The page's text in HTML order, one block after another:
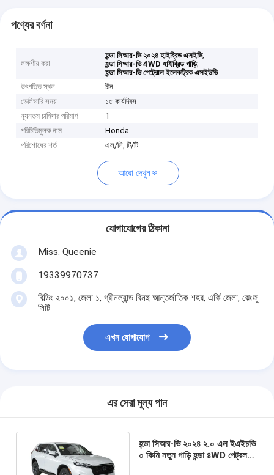
পণ্যের বর্ণনা
লক্ষণীয় করা
হন্ডা সিআর-ভি ২০২৪ হাইব্রিড এসইভি,
হন্ডা সিআর-ভি 4WD হাইব্রিড গাড়ি,
হন্ডা সিআর-ভি পেট্রোল ইলেকট্রিক এসইউভি
উৎপত্তি স্থল
চীন
ডেলিভারি সময়
১৫ কার্যদিবস
ন্যূনতম চাহিদার পরিমাণ
1
পরিচিতিমুলক নাম
Honda
পরিশোধের শর্ত
এল/সি, টি/টি
আরো দেখুন
যোগাযোগের ঠিকানা
Miss. Queenie
19339970737
বিল্ডিং ২০০১, জেলা ১, গ্রীনল্যান্ড বিনহু আন্তর্জাতিক শহর, এর্কি জেলা, ঝেংজু
সিটি
এখন যোগাযোগ
এর সেরা মূল্য পান
হন্ডা সিআর-ভি ২০২৪ ২.০ এল ইএইচভি
০ কিমি নতুন গাড়ি হন্ডা ৪WD পেট্রল